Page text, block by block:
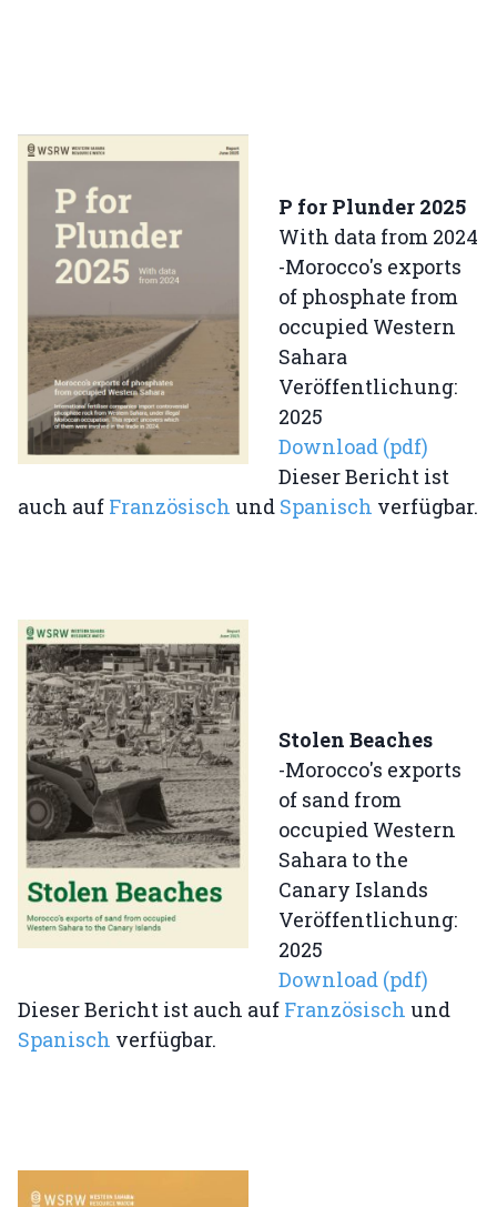
P for Plunder 2025
With data from 2024
-Morocco's exports
of phosphate from
occupied Western
Sahara
Veröffentlichung:
2025
Download (pdf)
Dieser Bericht ist
auch auf Französisch und Spanisch verfügbar.
Stolen Beaches
-Morocco's exports
of sand from
occupied Western
Sahara to the
Canary Islands
Veröffentlichung:
2025
Download (pdf)
Dieser Bericht ist auch auf Französisch und
Spanisch verfügbar.